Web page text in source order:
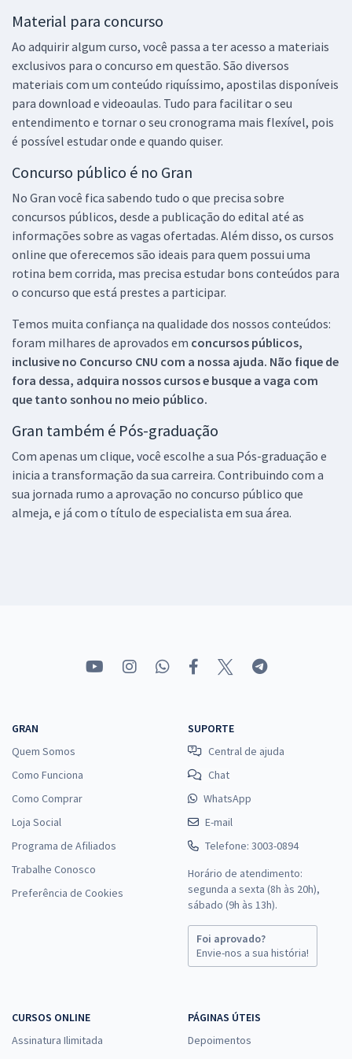
Material para concurso
Ao adquirir algum curso, você passa a ter acesso a materiais
exclusivos para o concurso em questão. São diversos
materiais com um conteúdo riquíssimo, apostilas disponíveis
para download e videoaulas. Tudo para facilitar o seu
entendimento e tornar o seu cronograma mais flexível, pois
é possível estudar onde e quando quiser.
Concurso público é no Gran
No Gran você fica sabendo tudo o que precisa sobre
concursos públicos, desde a publicação do edital até as
informações sobre as vagas ofertadas. Além disso, os cursos
online que oferecemos são ideais para quem possui uma
rotina bem corrida, mas precisa estudar bons conteúdos para
o concurso que está prestes a participar.
Temos muita confiança na qualidade dos nossos conteúdos:
foram milhares de aprovados em concursos públicos,
inclusive no Concurso CNU com a nossa ajuda. Não fique de
fora dessa, adquira nossos cursos e busque a vaga com
que tanto sonhou no meio público.
Gran também é Pós-graduação
Com apenas um clique, você escolhe a sua Pós-graduação e
inicia a transformação da sua carreira. Contribuindo com a
sua jornada rumo a aprovação no concurso público que
almeja, e já com o título de especialista em sua área.
GRAN
Quem Somos
Como Funciona
Como Comprar
Loja Social
Programa de Afiliados
Trabalhe Conosco
Preferência de Cookies
SUPORTE
Central de ajuda
Chat
WhatsApp
E-mail
Telefone: 3003-0894
Horário de atendimento:
segunda a sexta (8h às 20h),
sábado (9h às 13h).
Foi aprovado?
Envie-nos a sua história!
CURSOS ONLINE
Assinatura Ilimitada
PÁGINAS ÚTEIS
Depoimentos